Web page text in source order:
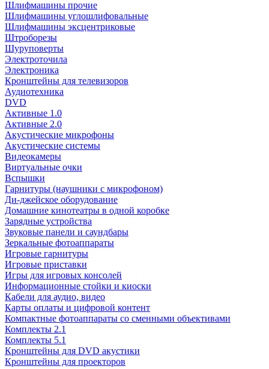
Шлифмашины прочие
Шлифмашины углошлифовальные
Шлифмашины эксцентриковые
Штроборезы
Шуруповерты
Электроточила
Электроника
Кронштейны для телевизоров
Аудиотехника
DVD
Активные 1.0
Активные 2.0
Акустические микрофоны
Акустические системы
Видеокамеры
Виртуальные очки
Вспышки
Гарнитуры (наушники с микрофоном)
Ди-джейское оборудование
Домашние кинотеатры в одной коробке
Зарядные устройства
Звуковые панели и саундбары
Зеркальные фотоаппараты
Игровые гарнитуры
Игровые приставки
Игры для игровых консолей
Информационные стойки и киоски
Кабели для аудио, видео
Карты оплаты и цифровой контент
Компактные фотоаппараты со сменными объективами
Комплекты 2.1
Комплекты 5.1
Кронштейны для DVD акустики
Кронштейны для проекторов